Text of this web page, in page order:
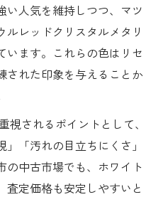
性派カラーとの比較
CX-5の評価を紹介
カラー事情
色選び実体験から紹介
5カラーのポイント
くいCX-5色の選択
ラーの人気理由
い人気を維持しつつ、マツ
レッドクリスタルメタリ
います。これらの色はリセ
された印象を与えることか
されるポイントとして、
」「汚れの目立ちにくさ」
の中古市場でも、ホワイト
定価格も安定しやすいと